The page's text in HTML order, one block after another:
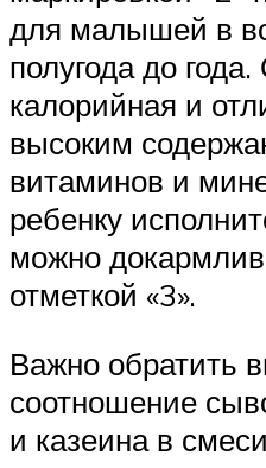
для малышей в
полугода до
калорийная и
высоким
витаминов и
ребенку
можно
отметкой «3».
Важно обратить
соотношение
и казеина в